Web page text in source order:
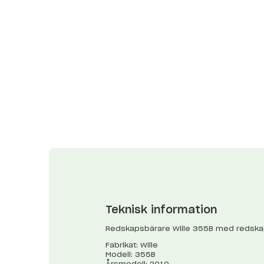
Teknisk information
Redskapsbärare Wille 355B med
Fabrikat: Wille
Modell: 355B